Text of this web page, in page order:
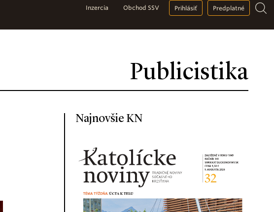
Publicistika
Inzercia Obchod SSV Prihlásiť Predplatné
Najnovšie KN